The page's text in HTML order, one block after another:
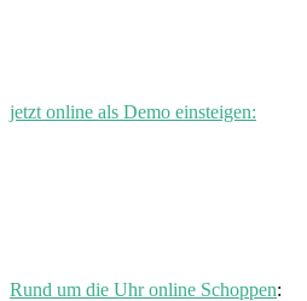
jetzt online als Demo einsteigen:
Rund um die Uhr online Schoppen: